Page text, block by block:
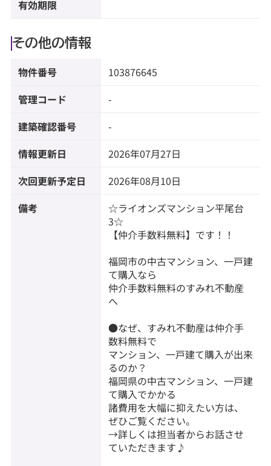
有効期限
その他の情報
物件番号 103876645
管理コード -
建築確認番号 -
情報更新日 2026年07月27日
次回更新予定日 2026年08月10日
備考
☆ライオンズマンション平尾台
3☆
【仲介手数料無料】です！！
福岡市の中古マンション、一戸建
て購入なら
仲介手数料無料のすみれ不動産
へ
●なぜ、すみれ不動産は仲介手
数料無料で
マンション、一戸建て購入が出来
るのか？
福岡県の中古マンション、一戸建
て購入でかかる
諸費用を大幅に抑えたい方は、
ぜひご覧ください。
→詳しくは担当者からお話させ
ていただきます♪